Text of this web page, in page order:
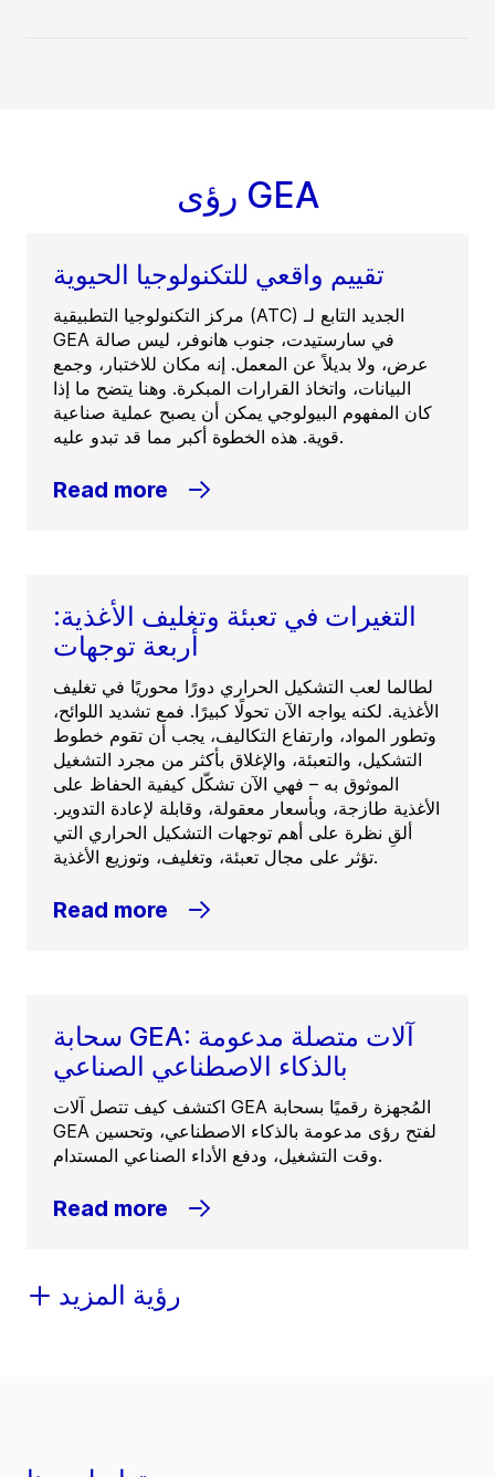
رؤى GEA
تقييم واقعي للتكنولوجيا الحيوية
مركز التكنولوجيا التطبيقية (ATC) الجديد التابع لـ
GEA في سارستيدت، جنوب هانوفر، ليس صالة
عرض، ولا بديلاً عن المعمل. إنه مكان للاختبار، وجمع
البيانات، واتخاذ القرارات المبكرة. وهنا يتضح ما إذا
كان المفهوم البيولوجي يمكن أن يصبح عملية صناعية
قوية. هذه الخطوة أكبر مما قد تبدو عليه.
Read more
التغيرات في تعبئة وتغليف الأغذية:
أربعة توجهات
لطالما لعب التشكيل الحراري دورًا محوريًا في تغليف
الأغذية. لكنه يواجه الآن تحولًا كبيرًا. فمع تشديد اللوائح،
وتطور المواد، وارتفاع التكاليف، يجب أن تقوم خطوط
التشكيل، والتعبئة، والإغلاق بأكثر من مجرد التشغيل
الموثوق به – فهي الآن تشكّل كيفية الحفاظ على
الأغذية طازجة، وبأسعار معقولة، وقابلة لإعادة التدوير.
ألقِ نظرة على أهم توجهات التشكيل الحراري التي
تؤثر على مجال تعبئة، وتغليف، وتوزيع الأغذية.
Read more
سحابة GEA: آلات متصلة مدعومة
بالذكاء الاصطناعي الصناعي
اكتشف كيف تتصل آلات GEA المُجهزة رقميًا بسحابة
GEA لفتح رؤى مدعومة بالذكاء الاصطناعي، وتحسين
وقت التشغيل، ودفع الأداء الصناعي المستدام.
Read more
رؤية المزيد